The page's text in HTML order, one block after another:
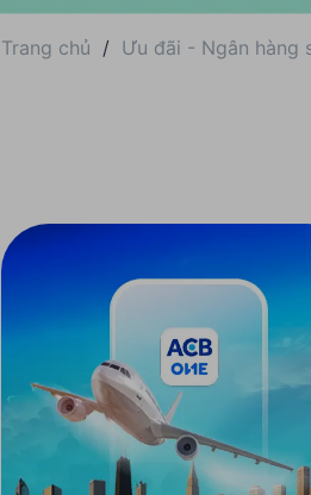
Trang chủ / Ưu đãi - Ngân hàng